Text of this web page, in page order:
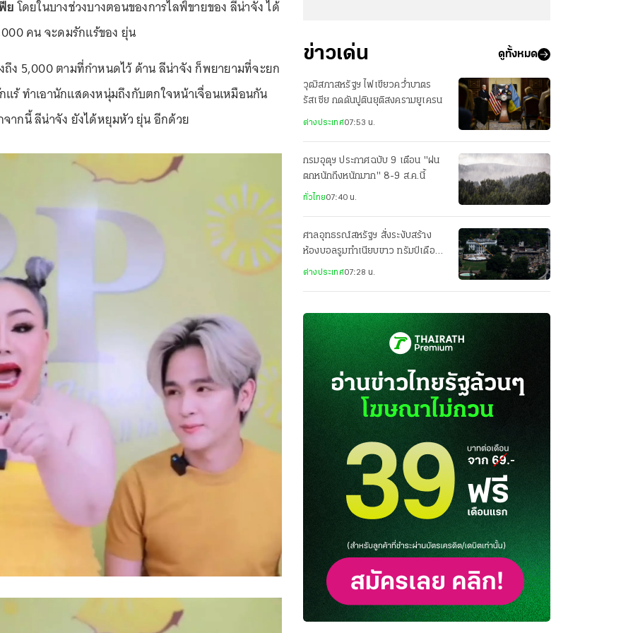
ยโดยในบางช่วงบางตอนของการไลฟ์ขายของ ลีน่าจัง ได้
คน จะดมรักแร้ของ ยุ่น
ง 5,000 ตามที่กำหนดไว้ ด้าน ลีน่าจัง ก็พยายามที่จะยก
ร้ ทำเอานักแสดงหนุ่มถึงกับตกใจหน้าเจื่อนเหมือนกัน
ากนี้ ลีน่าจัง ยังได้หยุมหัว ยุ่น อีกด้วย
ข่าวเด่น ดูทั้งหมด
วุฒิสภาสหรัฐฯ ไฟเขียวคว่ำบาตร
รัสเซีย กดดันปูตินยุติสงครามยูเครน
ต่างประเทศ07:53 น.
กรมอุตุฯ ประกาศฉบับ 9 เตือน "ฝน
ตกหนักถึงหนักมาก" 8-9 ส.ค.นี้
ทั่วไทย07:40 น.
ศาลอุทธรณ์สหรัฐฯ สั่งระงับสร้าง
ห้องบอลรูมทำเนียบขาว ทรัมป์เดือด
จ่อยื่นฎีกา
ต่างประเทศ07:28 น.